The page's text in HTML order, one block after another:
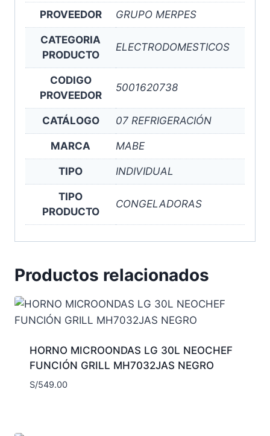
PROVEEDOR GRUPO MERPES
CATEGORIA
PRODUCTO
ELECTRODOMESTICOS
CODIGO
PROVEEDOR
5001620738
CATÁLOGO 07 REFRIGERACIÓN
MARCA MABE
TIPO INDIVIDUAL
TIPO
PRODUCTO
CONGELADORAS
Productos relacionados
HORNO MICROONDAS LG 30L NEOCHEF
FUNCIÓN GRILL MH7032JAS NEGRO
S/549.00